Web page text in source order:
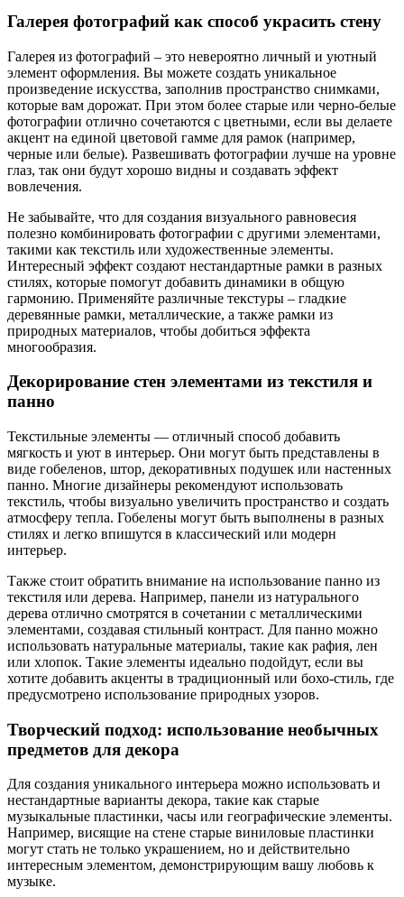
Галерея фотографий как способ украсить стену
Галерея из фотографий – это невероятно личный и уютный
элемент оформления. Вы можете создать уникальное
произведение искусства, заполнив пространство снимками,
которые вам дорожат. При этом более старые или черно-белые
фотографии отлично сочетаются с цветными, если вы делаете
акцент на единой цветовой гамме для рамок (например,
черные или белые). Развешивать фотографии лучше на уровне
глаз, так они будут хорошо видны и создавать эффект
вовлечения.
Не забывайте, что для создания визуального равновесия
полезно комбинировать фотографии с другими элементами,
такими как текстиль или художественные элементы.
Интересный эффект создают нестандартные рамки в разных
стилях, которые помогут добавить динамики в общую
гармонию. Применяйте различные текстуры – гладкие
деревянные рамки, металлические, а также рамки из
природных материалов, чтобы добиться эффекта
многообразия.
Декорирование стен элементами из текстиля и
панно
Текстильные элементы — отличный способ добавить
мягкость и уют в интерьер. Они могут быть представлены в
виде гобеленов, штор, декоративных подушек или настенных
панно. Многие дизайнеры рекомендуют использовать
текстиль, чтобы визуально увеличить пространство и создать
атмосферу тепла. Гобелены могут быть выполнены в разных
стилях и легко впишутся в классический или модерн
интерьер.
Также стоит обратить внимание на использование панно из
текстиля или дерева. Например, панели из натурального
дерева отлично смотрятся в сочетании с металлическими
элементами, создавая стильный контраст. Для панно можно
использовать натуральные материалы, такие как рафия, лен
или хлопок. Такие элементы идеально подойдут, если вы
хотите добавить акценты в традиционный или бохо-стиль, где
предусмотрено использование природных узоров.
Творческий подход: использование необычных
предметов для декора
Для создания уникального интерьера можно использовать и
нестандартные варианты декора, такие как старые
музыкальные пластинки, часы или географические элементы.
Например, висящие на стене старые виниловые пластинки
могут стать не только украшением, но и действительно
интересным элементом, демонстрирующим вашу любовь к
музыке.